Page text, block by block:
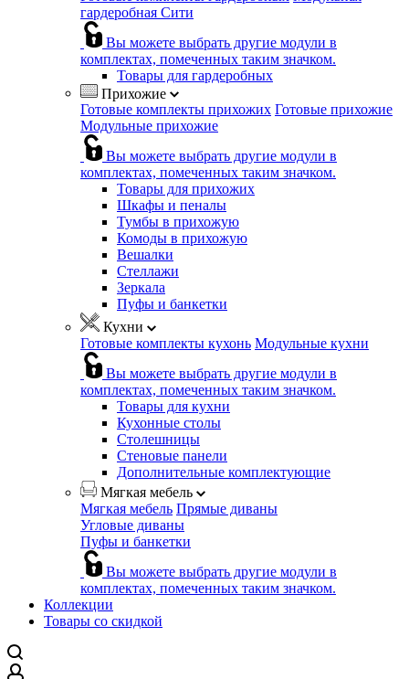
гардеробная Сити
Вы можете выбрать другие модули в
комплектах, помеченных таким значком.
Товары для гардеробных
Прихожие
Готовые комплекты прихожих Готовые прихожие
Модульные прихожие
Вы можете выбрать другие модули в
комплектах, помеченных таким значком.
Товары для прихожих
Шкафы и пеналы
Тумбы в прихожую
Комоды в прихожую
Вешалки
Стеллажи
Зеркала
Пуфы и банкетки
Кухни
Готовые комплекты кухонь Модульные кухни
Вы можете выбрать другие модули в
комплектах, помеченных таким значком.
Товары для кухни
Кухонные столы
Столешницы
Стеновые панели
Дополнительные комплектующие
Мягкая мебель
Мягкая мебель Прямые диваны
Угловые диваны
Пуфы и банкетки
Вы можете выбрать другие модули в
комплектах, помеченных таким значком.
Коллекции
Товары со скидкой